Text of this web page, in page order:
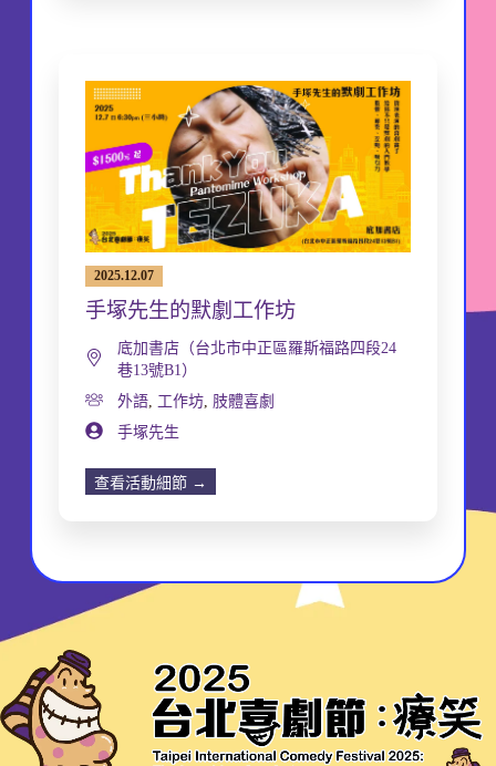
2025.12.07
手塚先生的默劇工作坊
底加書店（台北市中正區羅斯福路四段24
巷13號B1）
外語, 工作坊, 肢體喜劇
手塚先生
查看活動細節 →